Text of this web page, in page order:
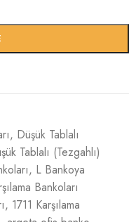
, Düşük Tablalı
Tablalı (Tezgahlı)
, L Bankoya
Bankoları
, 1711 Karşılama